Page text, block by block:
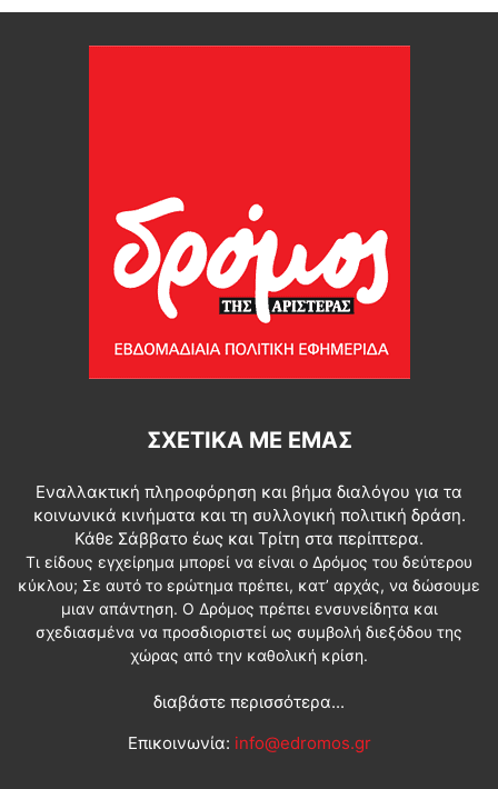
ΣΧΕΤΙΚΆ ΜΕ ΕΜΆΣ
Εναλλακτική πληροφόρηση και βήμα διαλόγου για τα
κοινωνικά κινήματα και τη συλλογική πολιτική δράση.
Κάθε Σάββατο έως και Τρίτη στα περίπτερα.
Τι είδους εγχείρημα μπορεί να είναι ο Δρόμος του δεύτερου
κύκλου; Σε αυτό το ερώτημα πρέπει, κατ’ αρχάς, να δώσουμε
μιαν απάντηση. Ο Δρόμος πρέπει ενσυνείδητα και
σχεδιασμένα να προσδιοριστεί ως συμβολή διεξόδου της
χώρας από την καθολική κρίση.
διαβάστε περισσότερα...
Επικοινωνία: info@edromos.gr